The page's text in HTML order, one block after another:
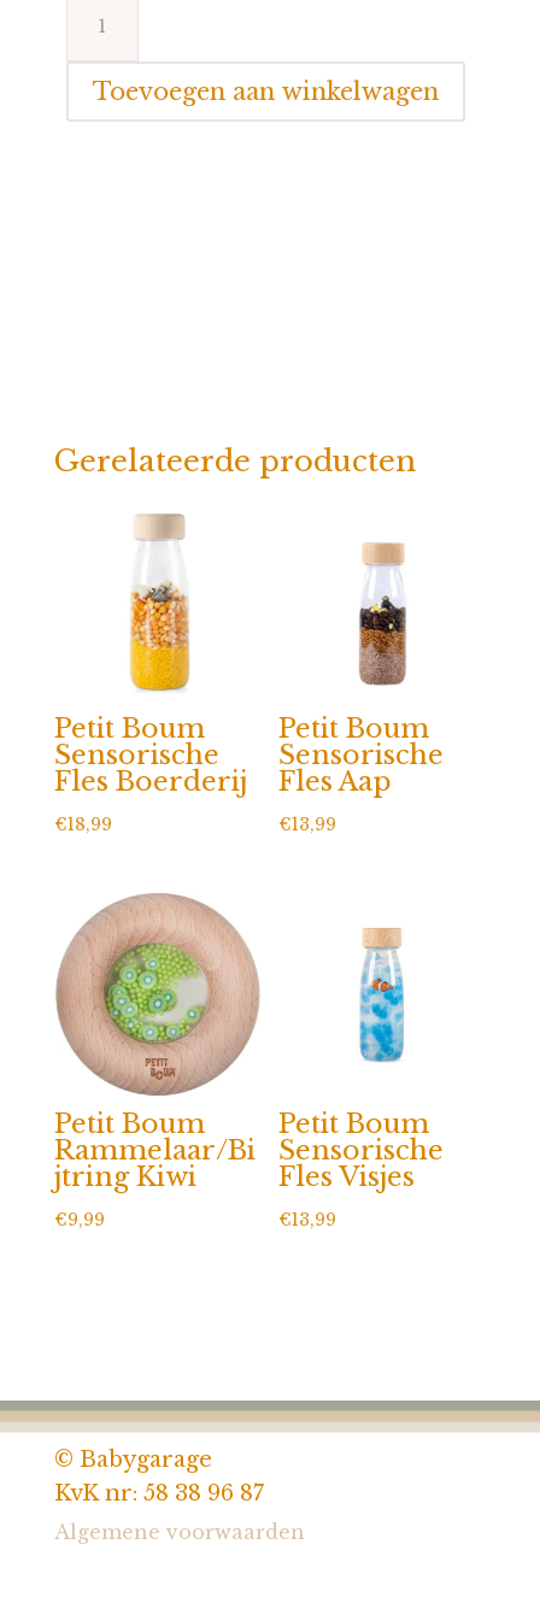
Boum
FlesToevoegen aan winkelwagen
Gerelateerde producten
Petit Boum
Sensorische
Fles Boerderij
€18,99
Petit Boum
Sensorische
Fles Aap
€13,99
Petit Boum
Rammelaar/Bi
jtring Kiwi
€9,99
Petit Boum
Sensorische
Fles Visjes
€13,99
© Babygarage
KvK nr: 58 38 96 87
Algemene voorwaarden